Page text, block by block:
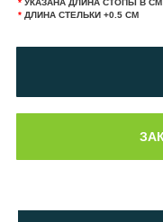
* УКАЗАНА ДЛИНА СТОПЫ В СМ
* ДЛИНА СТЕЛЬКИ +0.5 СМ